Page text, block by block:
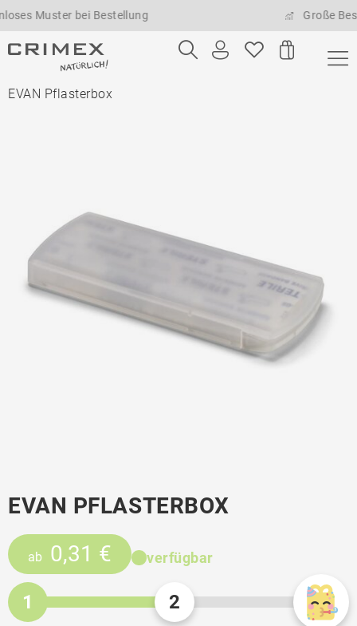
Muster bei Bestellung Große
EVAN Pflasterbox
EVAN PFLASTERBOX
ab 0,31 € verfügbar
1 2